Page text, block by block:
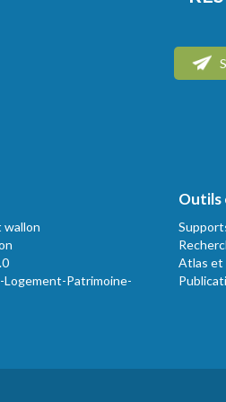
wallon
Patrimoine-
Outils
Atlas et